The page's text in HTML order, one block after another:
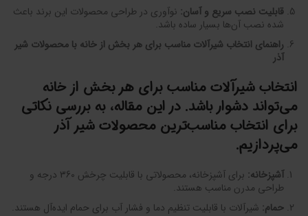
قابلیت نصب سریع و آسان: نوآوری در طراحی محصولات این برند باعث
شده نصب آن‌ها بسیار ساده باشد.
راهنمای انتخاب شیرآلات مناسب برای هر بخش از خانه با محصولات شیر
آذر
انتخاب شیرآلات مناسب برای هر بخش از خانه
می‌تواند دشوار باشد. در این مقاله، به بررسی نکاتی
برای انتخاب مناسب‌ترین محصولات شیر آذر
می‌پردازیم.
آشپزخانه:
برای آشپزخانه، محصولاتی با قابلیت چرخش 360 درجه و
طراحی مدرن مناسب هستند.
حمام: شیرآلات با قابلیت تنظیم دما و فشار آب برای حمام ایده‌آل هستند.